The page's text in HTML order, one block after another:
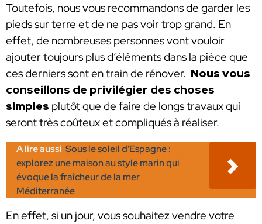
Toutefois, nous vous recommandons de garder les
pieds sur terre et de ne pas voir trop grand. En
effet, de nombreuses personnes vont vouloir
ajouter toujours plus d’éléments dans la pièce que
ces derniers sont en train de rénover. Nous vous
conseillons de privilégier des choses
simples plutôt que de faire de longs travaux qui
seront très coûteux et compliqués à réaliser.
A lire aussi Sous le soleil d'Espagne :
explorez une maison au style marin qui
évoque la fraîcheur de la mer
Méditerranée
En effet, si un jour, vous souhaitez vendre votre